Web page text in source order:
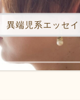
異端児系エッセイ